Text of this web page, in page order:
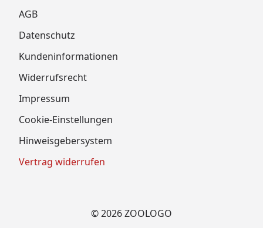
AGB
Datenschutz
Kundeninformationen
Widerrufsrecht
Impressum
Cookie-Einstellungen
Hinweisgebersystem
Vertrag widerrufen
© 2026 ZOOLOGO